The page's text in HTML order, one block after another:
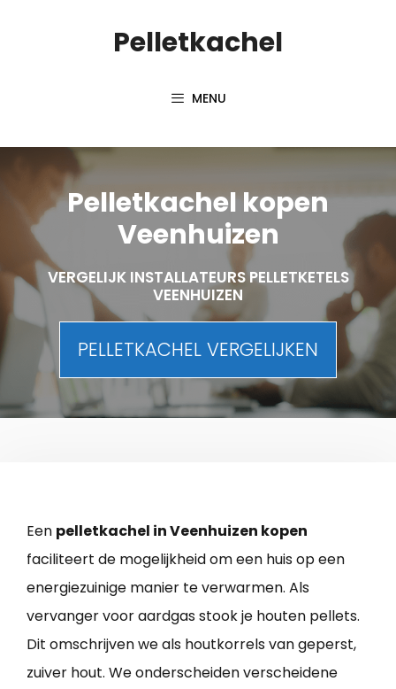
Pelletkachel
MENU
Pelletkachel kopen
Veenhuizen
VERGELIJK INSTALLATEURS PELLETKETELS
VEENHUIZEN
PELLETKACHEL VERGELIJKEN
Een pelletkachel in Veenhuizen kopen
faciliteert de mogelijkheid om een huis op een
energiezuinige manier te verwarmen. Als
vervanger voor aardgas stook je houten pellets.
Dit omschrijven we als houtkorrels van geperst,
zuiver hout. We onderscheiden verscheidene